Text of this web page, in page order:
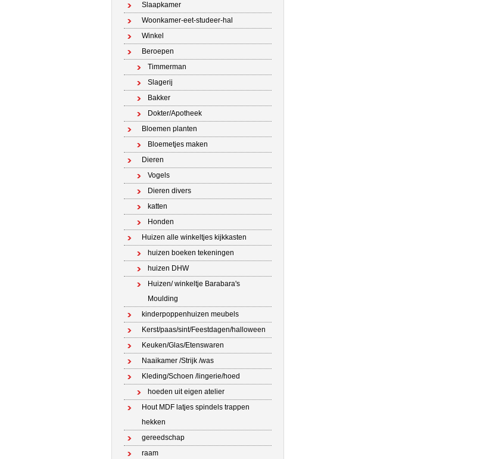
Slaapkamer
Woonkamer-eet-studeer-hal
Winkel
Beroepen
Timmerman
Slagerij
Bakker
Dokter/Apotheek
Bloemen planten
Bloemetjes maken
Dieren
Vogels
Dieren divers
katten
Honden
Huizen alle winkeltjes kijkkasten
huizen boeken tekeningen
huizen DHW
Huizen/ winkeltje Barabara's
Moulding
kinderpoppenhuizen meubels
Kerst/paas/sint/Feestdagen/halloween
Keuken/Glas/Etenswaren
Naaikamer /Strijk /was
Kleding/Schoen /lingerie/hoed
hoeden uit eigen atelier
Hout MDF latjes spindels trappen
hekken
gereedschap
raam